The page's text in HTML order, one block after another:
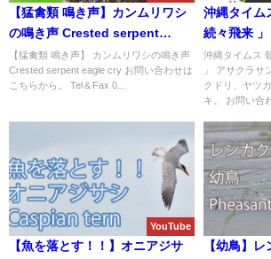
【猛禽類 鳴き声】カンムリワシ
の鳴き声 Crested serpent
eagle cry
【猛禽類 鳴き声】 カンムリワシの鳴き声
Crested serpent eagle cry お問い合わせは
こちらから。 Tel＆Fax 0...
沖縄タイム
続々飛来 」
沖縄タイムス
」 アサクラサ
クドリ、ヤツ
キ。 お問い合
YouTube
【魚を落とす！！】オニアジサ
【幼鳥】